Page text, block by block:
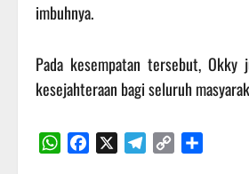
imbuhnya.
Pada kesempatan tersebut, Okky
kesejahteraan bagi seluruh